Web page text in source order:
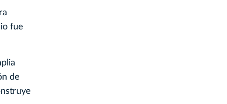
fue
de